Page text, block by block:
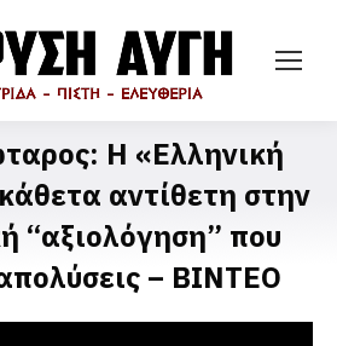
H «Ελληνική
αντίθετη στην
“αξιολόγηση” που
– ΒΙΝΤΕΟ